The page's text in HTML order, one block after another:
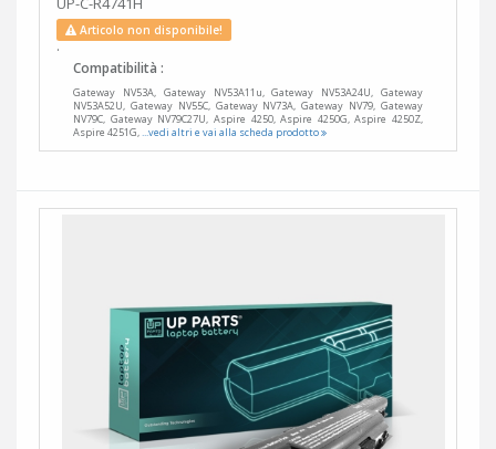
Articolo non disponibile!
.
Compatibilità :
Gateway NV53A, Gateway NV53A11u, Gateway NV53A24U, Gateway
NV53A52U, Gateway NV55C, Gateway NV73A, Gateway NV79, Gateway
NV79C, Gateway NV79C27U, Aspire 4250, Aspire 4250G, Aspire 4250Z,
Aspire 4251G,...vedi altri e vai alla scheda prodotto